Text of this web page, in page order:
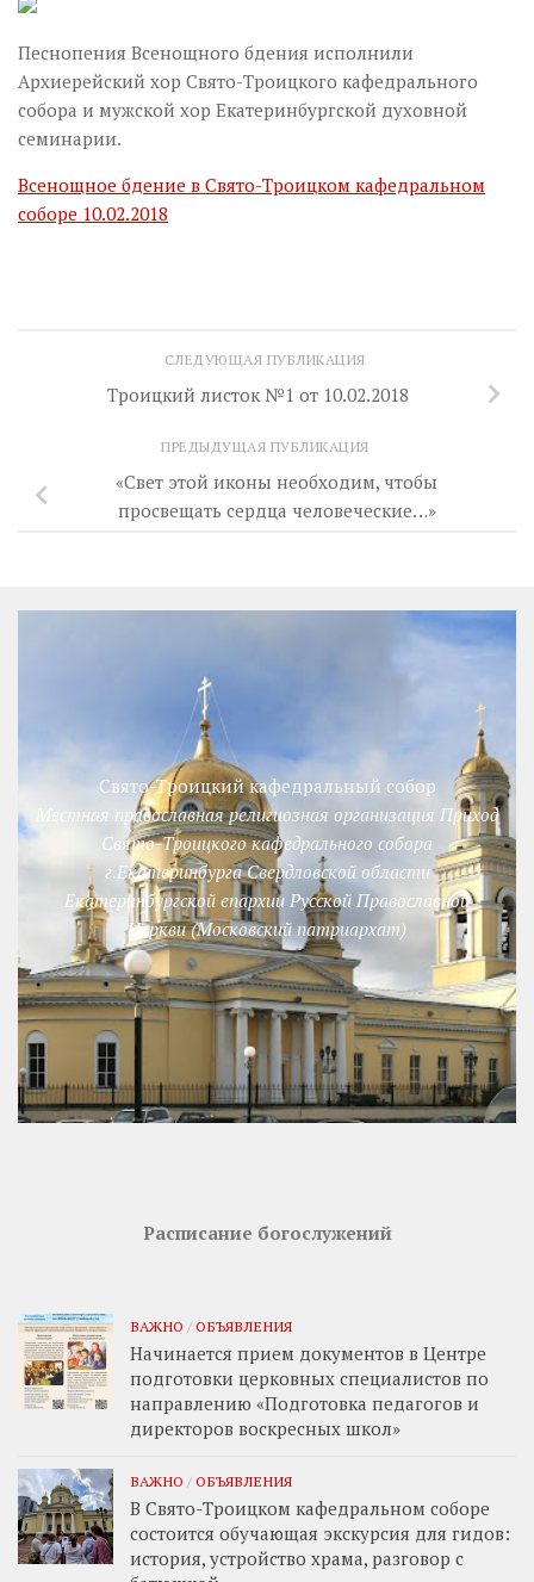
Песнопения Всенощного бдения исполнили
Архиерейский хор Свято-Троицкого кафедрального
собора и мужской хор Екатеринбургской духовной
семинарии.
Всенощное бдение в Свято-Троицком кафедральном
соборе 10.02.2018
СЛЕДУЮЩАЯ ПУБЛИКАЦИЯ
Троицкий листок №1 от 10.02.2018
ПРЕДЫДУЩАЯ ПУБЛИКАЦИЯ
«Свет этой иконы необходим, чтобы
просвещать сердца человеческие…»
Свято-Троицкий кафедральный собор
Местная православная религиозная организация Приход
Свято-Троицкого кафедрального собора
г.Екатеринбурга Свердловской области
Екатеринбургской епархии Русской Православной
Церкви (Московский патриархат)
Расписание богослужений
ВАЖНО / ОБЪЯВЛЕНИЯ
Начинается прием документов в Центре
подготовки церковных специалистов по
направлению «Подготовка педагогов и
директоров воскресных школ»
ВАЖНО / ОБЪЯВЛЕНИЯ
В Свято-Троицком кафедральном соборе
состоится обучающая экскурсия для гидов:
история, устройство храма, разговор с